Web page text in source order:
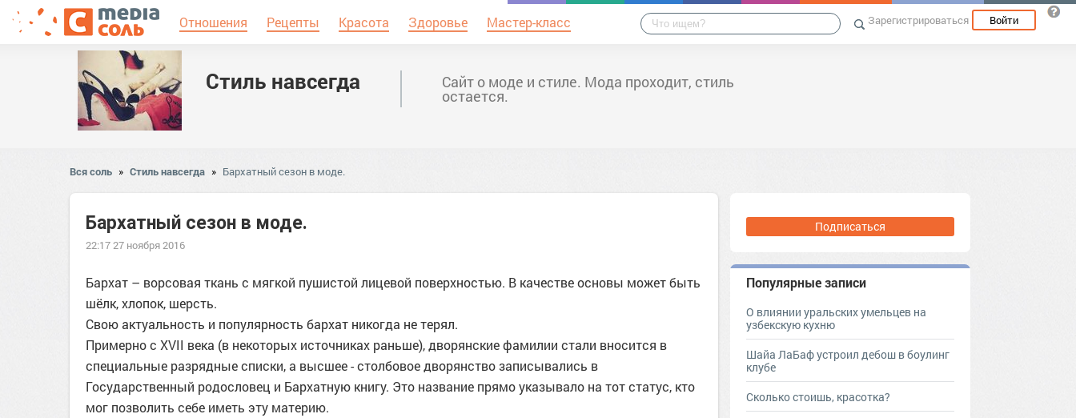
Отношения Рецепты Красота Здоровье Мастер-класс Зарегистрироваться Войти
Стиль навсегда Сайт о моде и стиле. Мода проходит, стиль
остается.
Вся соль » Стиль навсегда » Бархатный сезон в моде.
Бархатный сезон в моде.
22:17 27 ноября 2016
Бархат – ворсовая ткань с мягкой пушистой лицевой поверхностью. В качестве основы может быть
шёлк, хлопок, шерсть.
Свою актуальность и популярность бархат никогда не терял.
Примерно с XVII века (в некоторых источниках раньше), дворянские фамилии стали вносится в
специальные разрядные списки, а высшее - столбовое дворянство записывались в
Государственный родословец и Бархатную книгу. Это название прямо указывало на тот статус, кто
мог позволить себе иметь эту материю.
Подписаться
Популярные записи
О влиянии уральских умельцев на
узбекскую кухню
Шайа ЛаБаф устроил дебош в боулинг
клубе
Сколько стоишь, красотка?